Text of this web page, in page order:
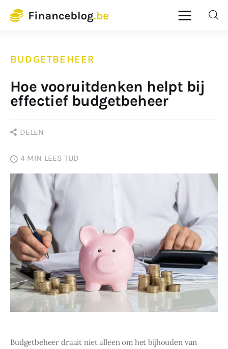
Budgetbeheer
BUDGETBEHEER
Hoe vooruitdenken helpt bij
effectief budgetbeheer
DELEN
4 MIN LEES TIJD
Budgetbeheer draait niet alleen om het bijhouden van